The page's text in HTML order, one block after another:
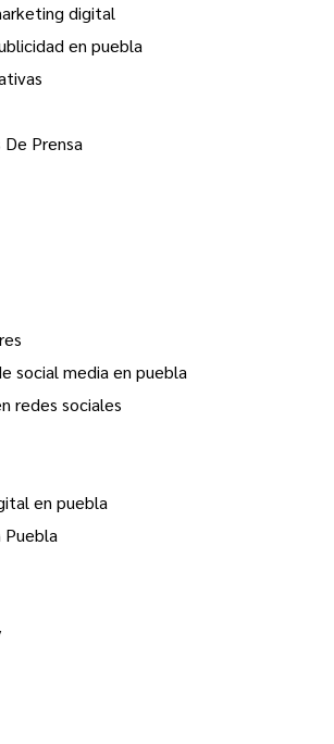
digital
en puebla
De Prensa
social media en puebla
redes sociales
en puebla
Puebla